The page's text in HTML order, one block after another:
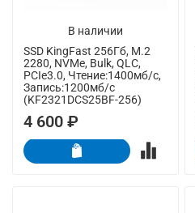
В наличии
SSD KingFast 256Гб, M.2
2280, NVMe, Bulk, QLC,
PCIe3.0, Чтение:1400мб/с,
Запись:1200мб/с
(KF2321DCS25BF-256)
4 600 ₽